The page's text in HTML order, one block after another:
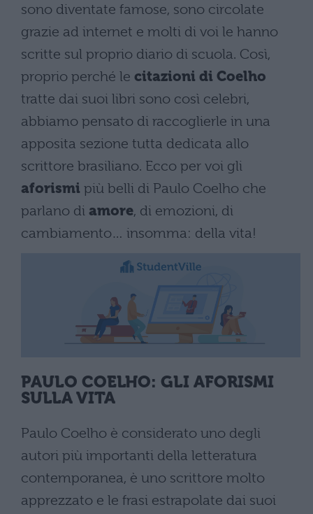
sono diventate famose, sono circolate
grazie ad internet e molti di voi le hanno
scritte sul proprio diario di scuola. Così,
proprio perché le citazioni di Coelho
tratte dai suoi libri sono così celebri,
abbiamo pensato di raccoglierle in una
apposita sezione tutta dedicata allo
scrittore brasiliano. Ecco per voi gli
aforismi più belli di Paulo Coelho che
parlano di amore, di emozioni, di
cambiamento… insomma: della vita!
PAULO COELHO: GLI AFORISMI
SULLA VITA
Paulo Coelho è considerato uno degli
autori più importanti della letteratura
contemporanea, è uno scrittore molto
apprezzato e le frasi estrapolate dai suoi